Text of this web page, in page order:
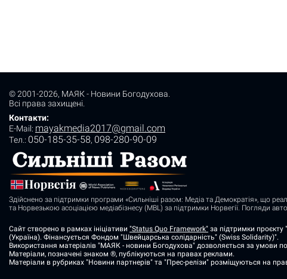
© 2001-2026, МАЯК - Новини Богодухова
Всі права захищені.
Контакти:
E-Mail: mayakmedia2017@gmail.com
Tел.: 050-185-35-58, 098-280-90-09
Здійснено за підтримки програми «Сильніші разом: Медіа та Демократія», що
та Норвезькою асоціацією медіабізнесу (MBL) за підтримки Норвегії. Погляди
Сайт створено в рамках ініціативи "Status Quo Framework" за підтримки проєкту
(Україна). Фінансується Фондом "Швейцарська солідарність" (Swiss Solidarity)".
Використання матеріалів "МАЯК - новини Богодухова" дозволяється за умови
Матеріали, позначені знаком ®, публікуються на правах реклами.
Матеріали в рубриках "Новини партнерів" та "Прес-релізи" розміщуються на